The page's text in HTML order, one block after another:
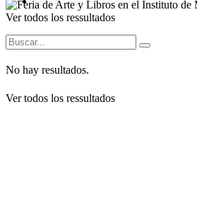
No hay resultados.
Ver todos los ressultados
Ver todos los ressultados